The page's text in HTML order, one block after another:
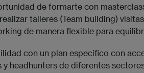
de formarte con
talleres (Team building)
de manera flexible para
con un plan específico con
y headhunters de diferentes